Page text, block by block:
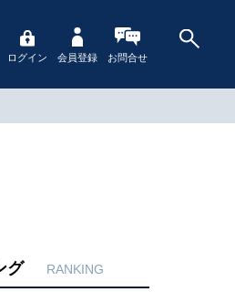
ログイン 会員登録 お問合せ
グ RANKING